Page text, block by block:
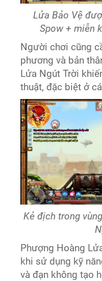
Lửa Bảo Vệ
Spow + miễn
Người chơi cũng
phương và bản
Lửa Ngút Trời
thuật, đặc biệt ở
Kẻ địch trong
Phượng Hoàng
khi sử dụng kỹ
và đạn không tạo